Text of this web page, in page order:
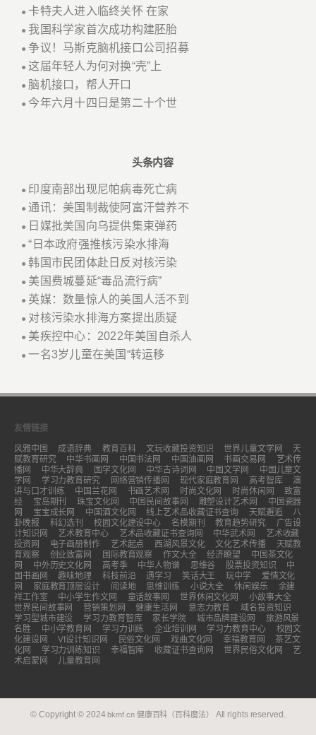
● 卡特夫人进入临终关怀 在家
●我国科学家首次成功构建胚胎
●争议！马斯克脑机接口公司招募
●这届年轻人为何对换“壳”上
● 脑机接口，帮人开口
● 今年六月十四日是第二十个世
头条内容
● 印度南部出现尼帕病毒死亡病
●通讯：美国制裁使阿富汗营养不
● 日媒批美国向乌提供集束弹药
●“日本政府强推核污染水排海
●韩国市民团体赴日反对核污染
● 美国费城蔓延“毒品流行病”
● 英媒：数量惊人的美国人活不到
● 对核污染水排海方案提出质疑
● 美疾控中心：2022年美国自杀人
●一名3岁儿童在美国“转运移
友情链接
风雅中国 成语辞典 教育百科 文玩收藏投资知识 世界儿童文学网
天
赋教育研究
中华书画网 中国书法网 中国油画网 书画交易网
艺术传
播网
中华大辞典 国学文化网 中华古诗词网 中国文学网
中国儿童文
学网
学习力教育研究 网络营销传播网 现代家庭教育网 高考智库
演
讲与口才训练
中国兰花网 书画艺术网 时尚文化网 时尚休闲网
致富
经
宝岛期刊 珠宝文化网 中国民间故事网 雕塑设计艺术网
中国瓷器
网
宝宝成长网 中国酒文化网 线上艺术品收藏证书查询 天赋邂逅
八
卦晚报
科幻选刊 校园文化建设中心 名模期刊 教育趋势研究
广告设
计知识网
艺术教育中心 艺术品收藏证书查询网 中华武术网
艺术收藏
投资网
电子画册制作 艺术起点 西湖风景文化 文化艺术传播
天赋教
育观察
创业致富网 国际教育观察 作文大全 经济瞭望
中国茶文化
网
中外历史文化网 高考季 中华人物谱 思维谷 股票投资知识
中
国书画网
趣味地理 科技前沿 遇学习 笑话大王 玩中学
爱情文化
网
家庭教育顶层设计 阅读地 思维训练 小说大全 休闲娱乐
余建
祥工作室
中小学生作文网 童话故事网 世界休闲文化网
小故事大全
世界民间故事网
营销策划网 健康生活网 意志力教育
域名投资知识
学习型城市建设
学习力教育智库 家长学院 城市品牌建设网
旅游风景
名胜
中小学教育网 学习力训练 企业培训网 学习力教育中心
校园文
化建设网
VI设计知识网 民俗文化网 戏曲文化网 幸福教育网
茶艺文
化网
学习力训练知识 幸福智库 收藏证书查询网 世界民俗文化网
艺
术启蒙网
儿童教育网
© Copyright © 2024bkmf.cn 健康百科（百科魔法） All rights reserved.